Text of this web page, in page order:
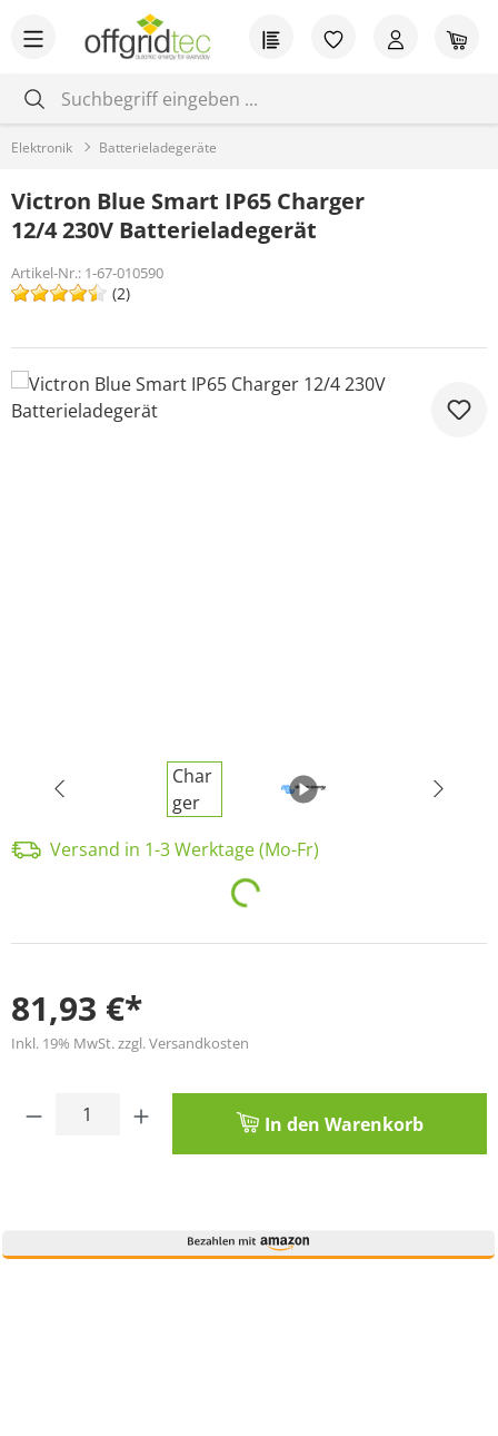
Zum Hauptinhalt springen Du hast 0
Elektronik Batterieladegeräte
Victron Blue Smart IP65 Charger
12/4 230V Batterieladegerät
Artikel-Nr.: 1-67-010590
(2)
Bildergalerie überspringen
Versand in 1-3 Werktage (Mo-Fr)
Loading...
81,93 €*
Inkl. 19% MwSt. zzgl. Versandkosten
Produkt Anzahl: Gib den gewünschten
In den Warenkorb